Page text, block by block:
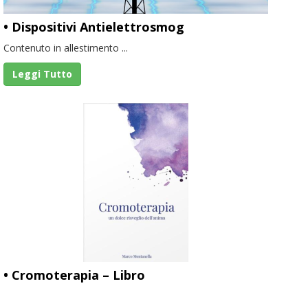
• Dispositivi Antielettrosmog
Contenuto in allestimento ...
Leggi Tutto
• Cromoterapia – Libro